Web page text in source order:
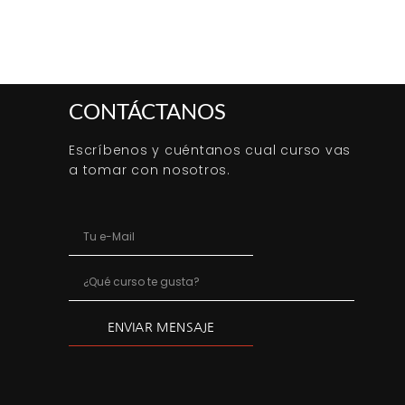
CONTÁCTANOS
Escríbenos y cuéntanos cual curso vas
a tomar con nosotros.
ENVIAR MENSAJE